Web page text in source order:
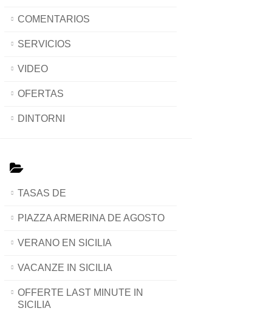
COMENTARIOS
SERVICIOS
VIDEO
OFERTAS
DINTORNI
TASAS DE
PIAZZA ARMERINA DE AGOSTO
VERANO EN SICILIA
VACANZE IN SICILIA
OFFERTE LAST MINUTE IN
SICILIA